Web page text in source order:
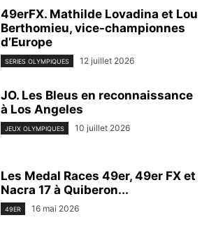
49erFX. Mathilde Lovadina et Lou
Berthomieu, vice-championnes
d’Europe
SERIES OLYMPIQUES 12 juillet 2026
JO. Les Bleus en reconnaissance
à Los Angeles
JEUX OLYMPIQUES 10 juillet 2026
Les Medal Races 49er, 49er FX et
Nacra 17 à Quiberon...
49ER 16 mai 2026